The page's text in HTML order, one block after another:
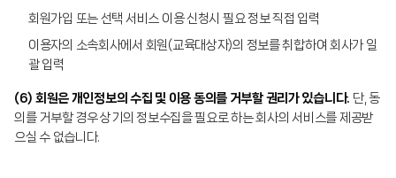
회원가입 또는 선택 서비스 이용 신청시 필요 정보 직접 입력
이용자의 소속회사에서 회원(교육대상자)의 정보를 취합하여 회사가 일
괄 입력
(6) 회원은 개인정보의 수집 및 이용 동의를 거부할 권리가 있습니다. 단, 동
의를 거부할 경우 상기의 정보수집을 필요로 하는 회사의 서비스를 제공받
으실 수 없습니다.